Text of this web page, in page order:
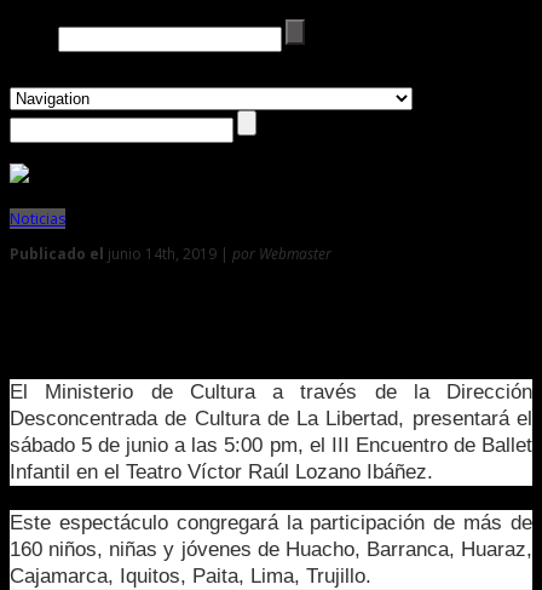
Noticias
Publicado el junio 14th, 2019 | por Webmaster
El Ministerio de Cultura a través de la Dirección
Desconcentrada de Cultura de La Libertad, presentará el
sábado 5 de junio a las 5:00 pm, el III Encuentro de Ballet
Infantil en el Teatro Víctor Raúl Lozano Ibáñez.
Este espectáculo congregará la participación de más de
160 niños, niñas y jóvenes de Huacho, Barranca, Huaraz,
Cajamarca, Iquitos, Paita, Lima, Trujillo.